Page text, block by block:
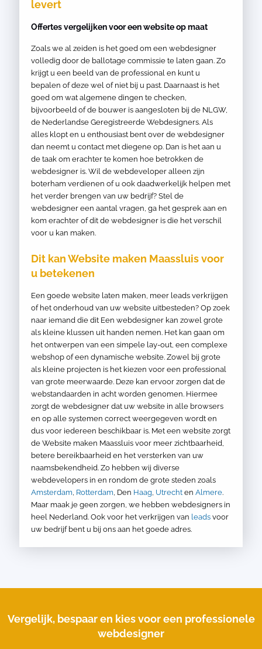
levert
Offertes vergelijken voor een website op maat
Zoals we al zeiden is het goed om een webdesigner
volledig door de ballotage commissie te laten gaan. Zo
krijgt u een beeld van de professional en kunt u
bepalen of deze wel of niet bij u past. Daarnaast is het
goed om wat algemene dingen te checken,
bijvoorbeeld of de bouwer is aangesloten bij de NLGW,
de Nederlandse Geregistreerde Webdesigners. Als
alles klopt en u enthousiast bent over de webdesigner
dan neemt u contact met diegene op. Dan is het aan u
de taak om erachter te komen hoe betrokken de
webdesigner is. Wil de webdeveloper alleen zijn
boterham verdienen of u ook daadwerkelijk helpen met
het verder brengen van uw bedrijf? Stel de
webdesigner een aantal vragen, ga het gesprek aan en
kom erachter of dit de webdesigner is die het verschil
voor u kan maken.
Dit kan Website maken Maassluis voor
u betekenen
Een goede website laten maken, meer leads verkrijgen
of het onderhoud van uw website uitbesteden? Op zoek
naar iemand die dit Een webdesigner kan zowel grote
als kleine klussen uit handen nemen. Het kan gaan om
het ontwerpen van een simpele lay-out, een complexe
webshop of een dynamische website. Zowel bij grote
als kleine projecten is het kiezen voor een professional
van grote meerwaarde. Deze kan ervoor zorgen dat de
webstandaarden in acht worden genomen. Hiermee
zorgt de webdesigner dat uw website in alle browsers
en op alle systemen correct weergegeven wordt en
dus voor iedereen beschikbaar is. Met een website zorgt
de Website maken Maassluis voor meer zichtbaarheid,
betere bereikbaarheid en het versterken van uw
naamsbekendheid. Zo hebben wij diverse
webdevelopers in en rondom de grote steden zoals
Amsterdam, Rotterdam, Den Haag, Utrecht en Almere.
Maar maak je geen zorgen, we hebben webdesigners in
heel Nederland. Ook voor het verkrijgen van leads voor
uw bedrijf bent u bij ons aan het goede adres.
Vergelijk, bespaar en kies voor een professionele
webdesigner